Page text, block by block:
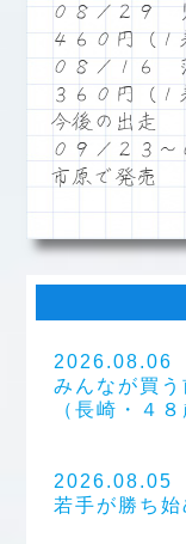
０８／２
４６０円（１
０８／１６
３６０円（１
今後の出走
０９／２３
市原で発売
2026.08.06
みんなが買
（長崎・４８
2026.08.05
若手が勝ち